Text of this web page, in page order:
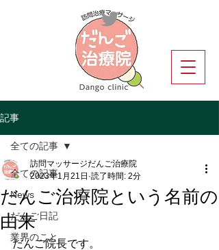
記事
全ての記事
News
だんご日記
業界のこと
全ての記事
だんご治療院という名前の
由来
訪問マッサージだんご治療院
2023年1月21日 読了時間: 2分
だんご院長です。